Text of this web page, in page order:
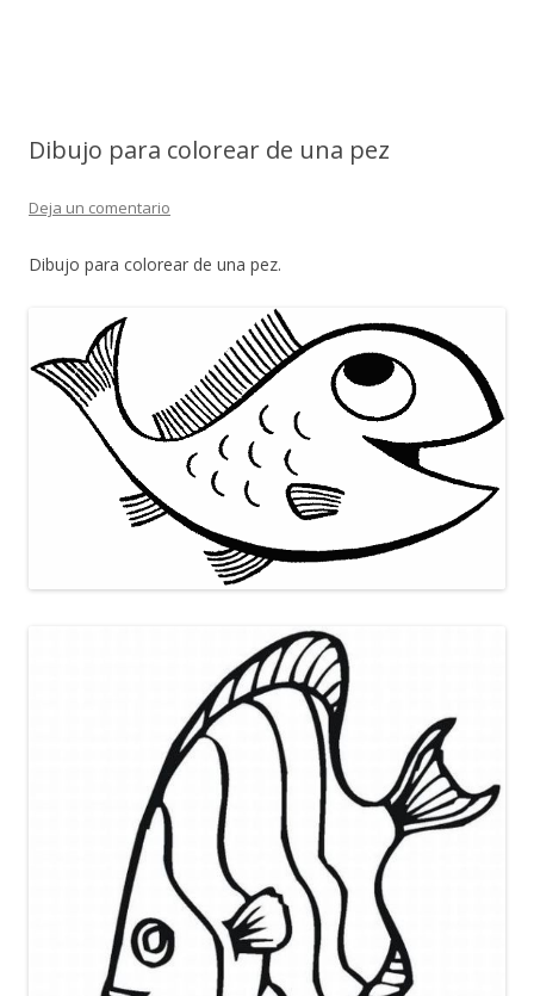
Dibujo para colorear de una pez
Deja un comentario
Dibujo para colorear de una pez.